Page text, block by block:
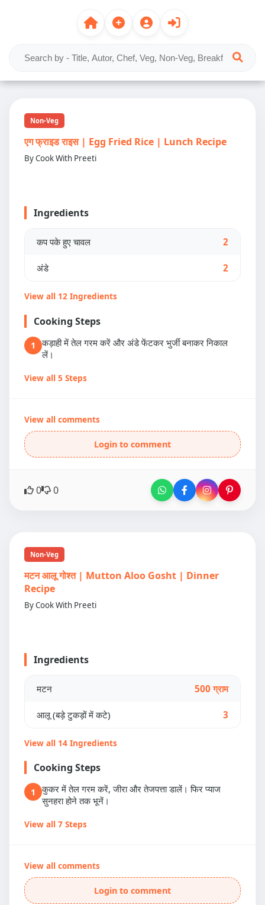
Non-Veg
एग फ्राइड राइस | Egg Fried Rice | Lunch Recipe
By Cook With Preeti
Ingredients
कप पके हुए चावल 2
अंडे 2
View all 12 Ingredients
Cooking Steps
1
कड़ाही में तेल गरम करें और अंडे फेंटकर भुर्जी बनाकर निकाल
लें।
View all 5 Steps
View all comments
Login to comment
0 0
Non-Veg
मटन आलू गोश्त | Mutton Aloo Gosht | Dinner
Recipe
By Cook With Preeti
Ingredients
मटन 500 ग्राम
आलू (बड़े टुकड़ों में कटे) 3
View all 14 Ingredients
Cooking Steps
1
कुकर में तेल गरम करें, जीरा और तेजपत्ता डालें। फिर प्याज
सुनहरा होने तक भूनें।
View all 7 Steps
View all comments
Login to comment